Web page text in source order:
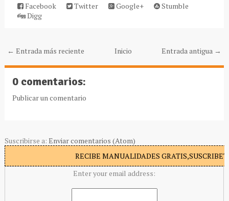
Facebook Twitter Google+
Stumble
Digg
← Entrada más reciente Entrada antigua →
Inicio
0 comentarios:
Publicar un comentario
Suscribirse a: Enviar comentarios (Atom)
RECIBE MANUALIDADES
Enter your email address: